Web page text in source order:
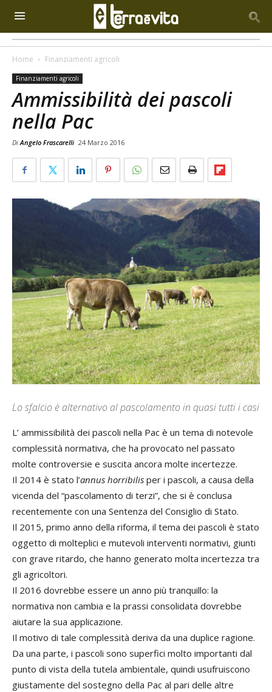
Home Finanziamenti agricoli
Finanziamenti agricoli
Ammissibilità dei pascoli
nella Pac
DiAngelo Frascarelli 24 Marzo 2016
Lo sfalcio è alternativo al pascolamento in quasi tutti i casi
L’ ammissibilità dei pascoli nella Pac è un tema di notevole
complessità normativa, che ha provocato nel passato
molte controversie e suscita ancora molte incertezze.
Il 2014 è stato l’annus horribilis per i pascoli, a causa della
vicenda del “pascolamento di terzi”, che si è conclusa
recentemente con una Sentenza del Consiglio di Stato.
Il 2015, primo anno della riforma, il tema dei pascoli è stato
oggetto di molteplici e mutevoli interventi normativi, giunti
con grave ritardo, che hanno generato molta incertezza tra
gli agricoltori.
Il 2016 dovrebbe essere un anno più tranquillo: la
normativa non cambia e la prassi consolidata dovrebbe
aiutare la sua applicazione.
Il motivo di tale complessità deriva da una duplice ragione.
Da una parte, i pascoli sono superfici molto importanti dal
punto di vista della tutela ambientale, quindi usufruiscono
giustamente del sostegno della Pac al pari delle altre